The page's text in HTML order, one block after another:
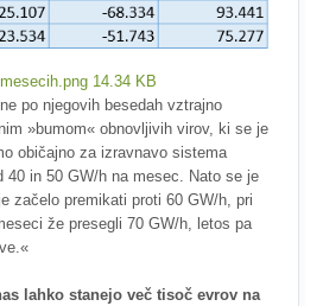
14.34 KB
po njegovih besedah vztrajno
»bumom« obnovljivih virov, ki se je
običajno za izravnavo sistema
40 in 50 GW/h na mesec. Nato se je
začelo premikati proti 60 GW/h, pri
že presegli 70 GW/h, letos pa
lahko stanejo več tisoč evrov na